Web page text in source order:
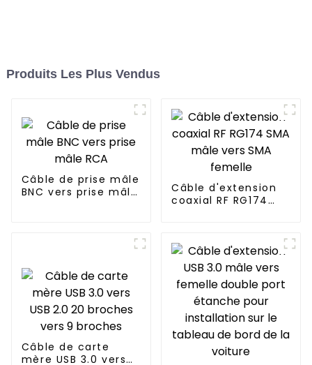
Produits Les Plus Vendus
Câble de prise mâle
BNC vers prise mâle
Câble d'extension
coaxial RF RG174
Câble de carte
mère USB 3.0 vers